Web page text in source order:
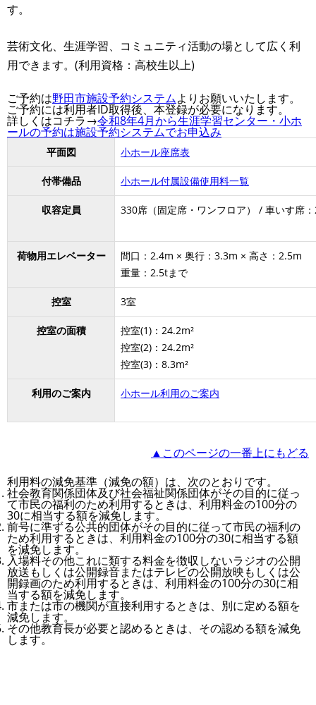
す。
芸術文化、生涯学習、コミュニティ活動の場として広く利
用できます。(利用資格：高校生以上)
ご予約は野田市施設予約システムよりお願いいたします。
ご予約には利用者ID取得後、本登録が必要になります。
詳しくはコチラ→令和8年4月から生涯学習センター・小ホ
ールの予約は施設予約システムでお申込み
平面図 小ホール座席表
付帯備品 小ホール付属設備使用料一覧
収容定員 330席（固定席・ワンフロア） / 車いす席
荷物用エレベーター
間口：2.4m × 奥行：3.3m × 高さ：2.5m
重量：2.5tまで
控室 3室
控室の面積
控室(1)：24.2m²
控室(2)：24.2m²
控室(3)：8.3m²
利用のご案内 小ホール利用のご案内
▲このページの一番上にもどる
利用料の減免基準（減免の額）は、次のとおりです。
社会教育関係団体及び社会福祉関係団体がその目的に従っ
て市民の福利のため利用するときは、利用料金の100分の
30に相当する額を減免します。
前号に準ずる公共的団体がその目的に従って市民の福利の
ため利用するときは、利用料金の100分の30に相当する額
を減免します。
入場料その他これに類する料金を徴収しないラジオの公開
放送もしくは公開録音またはテレビの公開放映もしくは公
開録画のため利用するときは、利用料金の100分の30に相
当する額を減免します。
市または市の機関が直接利用するときは、別に定める額を
減免します。
その他教育長が必要と認めるときは、その認める額を減免
します。